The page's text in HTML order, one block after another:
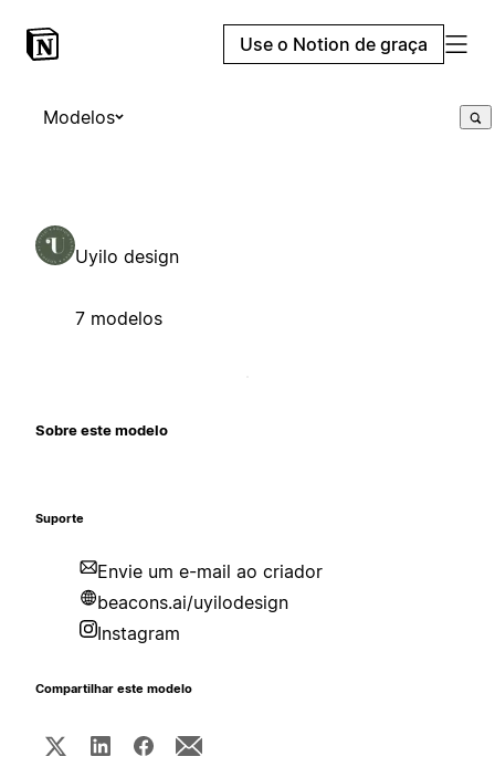
Use o Notion de graça
Modelos
Uyilo design
7 modelos
Sobre este modelo
Suporte
Envie um e-mail ao criador
beacons.ai/uyilodesign
Instagram
Compartilhar este modelo